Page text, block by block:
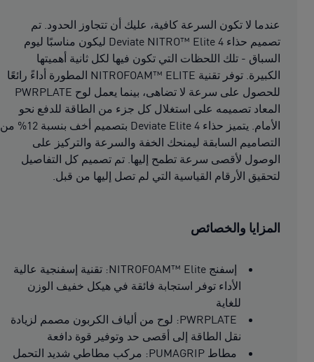
عندما لا تكون السرعة كافية، عليك أن تتجاوز الحدود. تم
تصميم حذاء Deviate NITRO™ Elite 4 ليكون مناسبًا ليوم
السباق - تلك اللحظات التي تكون فيها لكل ثانية أهميتها
الكبيرة. توفر تقنية NITROFOAM™ ELITE المطورة أداءً رائعًا
للحصول على سرعة لا تضاهى، بينما يعمل لوح PWRPLATE
المعاد تصميمه على استغلال كل جزء من الطاقة للدفع نحو
الأمام. يتميز حذاء Deviate Elite 4 بتصميم أخف بنسبة 12% من
التصاميم السابقة ليمنحك الخفة والسرعة والتركيز على
الوصول لأقصى سرعة تطمح إليها. تم تصميم كل التفاصيل
لتحقيق الأرقام القياسية التي لم تصل إليها من قبل.
المزايا والخصائص
إسفنج NITROFOAM™ Elite: تقنية إسفنجية عالية
الأداء توفر استجابة فائقة في هيكل خفيف الوزن
للغاية
PWRPLATE: لوح من ألياف الكربون مصمم لزيادة
نقل الطاقة إلى أقصى حد وتوفير قوة دافعة
مطاط PUMAGRIP: مركب مطاطي شديد التحمل